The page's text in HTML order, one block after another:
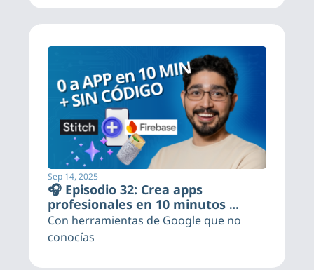
Sep 14, 2025
🎧 Episodio 32: Crea apps
profesionales en 10 minutos
(gratis)
Con herramientas de Google que no
conocías